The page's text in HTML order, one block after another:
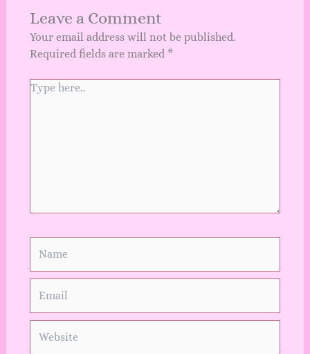
Leave a Comment
Your email address will not be published.
Required fields are marked *
Type